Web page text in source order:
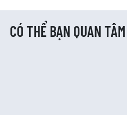
CÓ THỂ BẠN QUAN TÂM